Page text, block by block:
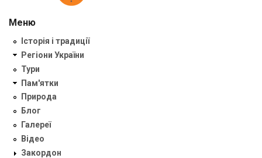
Меню
Історія і традиції
Регіони України
Тури
Пам'ятки
Природа
Блог
Галереї
Відео
Закордон